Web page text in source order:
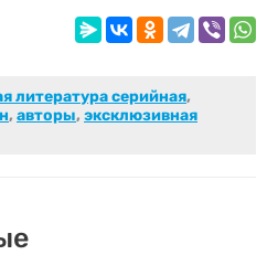
литература серийная,
, авторы, эксклюзивная